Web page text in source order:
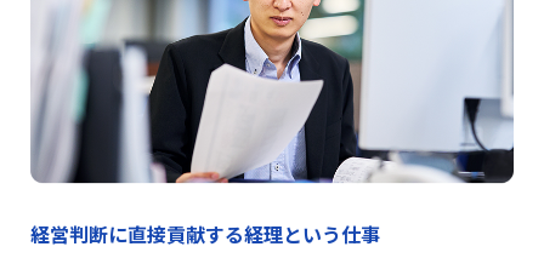
経営判断に直接貢献する経理という仕事